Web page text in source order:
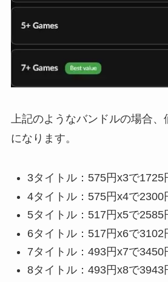
上記のようなバンドルの場合、
になります。
3タイトル：575円x3で1725
4タイトル：575円x4で2300
5タイトル：517円x5で2585
6タイトル：517円x6で3102
7タイトル：493円x7で3450
8タイトル：493円x8で3943